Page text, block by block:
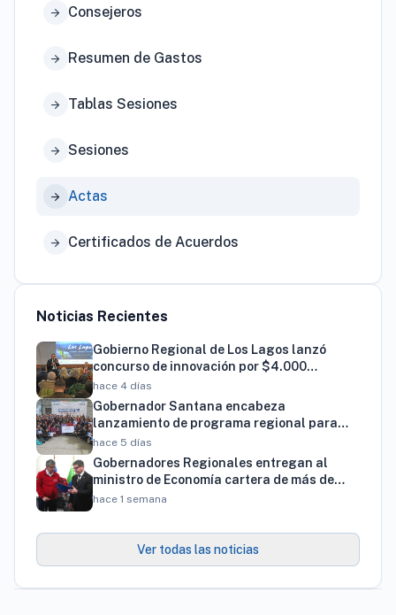
arrow_forward Consejeros
arrow_forward Resumen de Gastos
arrow_forward Tablas Sesiones
arrow_forward Sesiones
arrow_forward Actas
arrow_forward Certificados de Acuerdos
Noticias Recientes
Gobierno Regional de Los Lagos lanzó
concurso de innovación por $4.000
millones para resolver brechas productivas
del territorio
hace 4 días
Gobernador Santana encabeza
lanzamiento de programa regional para
familias vinculadas al autismo
hace 5 días
Gobernadores Regionales entregan al
ministro de Economía cartera de más de
900 proyectos que proyectan generar
hace 1 semana
Ver todas las noticias